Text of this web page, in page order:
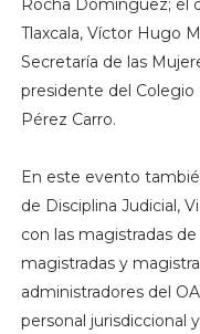
Rocha Domínguez; el
Tlaxcala, Víctor Hugo
Secretaría de las
presidente del Colegio
Pérez Carro.
En este evento
de Disciplina Judicial,
con las magistradas
magistradas y
administradores del
personal jurisdiccional